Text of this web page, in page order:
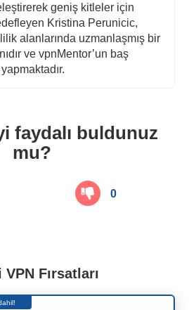
geniş kitleler için
Kristina Perunicic,
alanlarında uzmanlaşmış bir
ve vpnMentor’un baş
faydalı buldunuz
mu?
0
VPN Fırsatları